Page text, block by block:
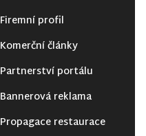
Firemní profil
Komerční články
Partnerství portálu
Bannerová reklama
Propagace restaurace